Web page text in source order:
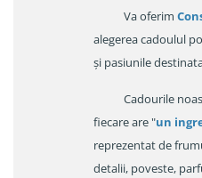
Va oferim
alegerea cadoulul
și pasiunile
Cadourile
fiecare are "un
reprezentat de
detalii, poveste,